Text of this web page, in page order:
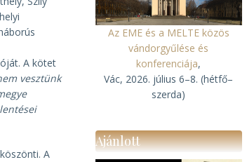
A kötet
vesztünk
A
Az EME és a MELTE közös
vándorgyűlése és
konferenciája,
Vác, 2026. július 6–8. (hétfő–
szerda)
Ajánlott